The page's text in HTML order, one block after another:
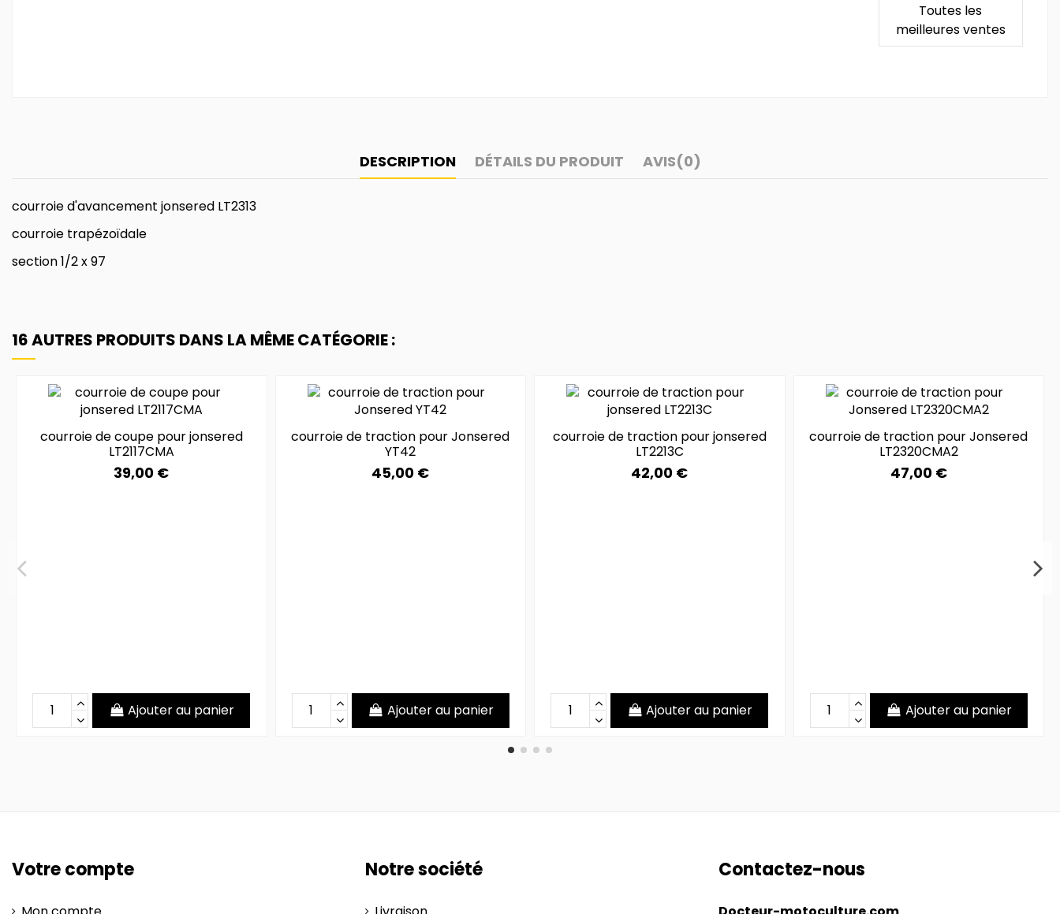
Toutes les
meilleures ventes
DESCRIPTION DÉTAILS DU PRODUIT AVIS(0)
courroie d'avancement jonsered LT2313
courroie trapézoïdale
section 1/2 x 97
16 AUTRES PRODUITS DANS LA MÊME CATÉGORIE :
courroie de coupe pour jonsered
LT2117CMA
39,00 €
Ajouter au panier
courroie de traction pour Jonsered
YT42
45,00 €
Ajouter au panier
courroie de traction pour jonsered
LT2213C
42,00 €
Ajouter au panier
courroie de traction pour Jonsered
LT2320CMA2
47,00 €
Ajouter au panier
Votre compte Notre société Contactez-nous